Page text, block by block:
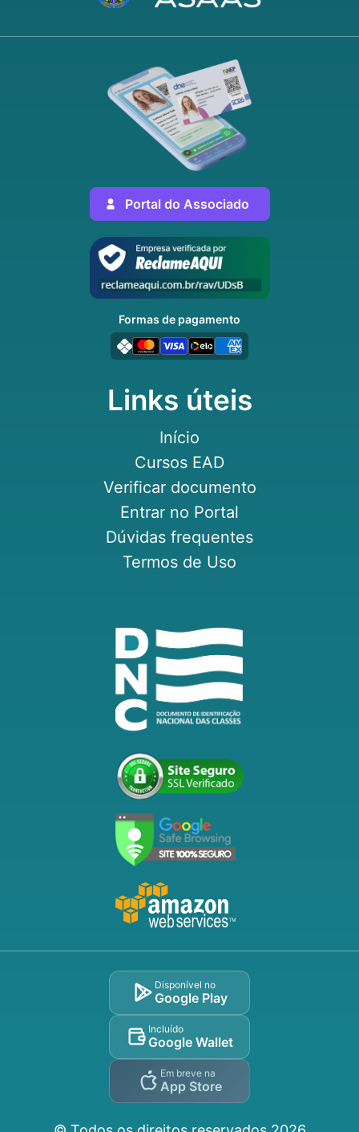
Links úteis
Início
Cursos EAD
Verificar documento
Entrar no Portal
Dúvidas frequentes
Termos de Uso
Portal do Associado
Formas de pagamento
Disponível no
Google Play
Incluído
Google Wallet
Em breve na
App Store